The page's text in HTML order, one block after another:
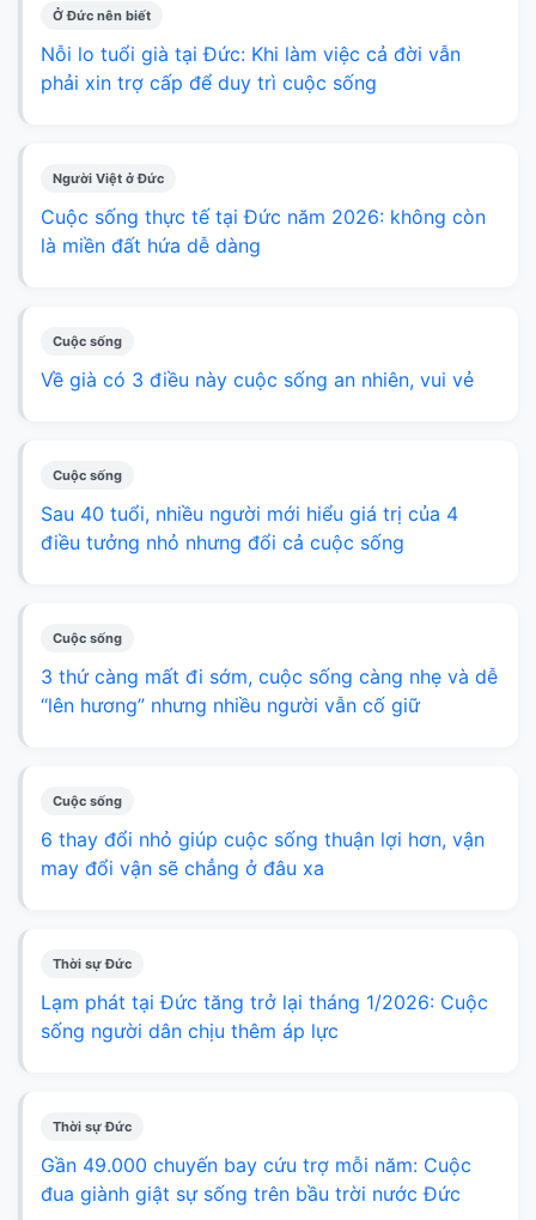
Ở Đức nên biết
Nỗi lo tuổi già tại Đức: Khi làm việc cả đời vẫn
phải xin trợ cấp để duy trì cuộc sống
Người Việt ở Đức
Cuộc sống thực tế tại Đức năm 2026: không còn
là miền đất hứa dễ dàng
Cuộc sống
Về già có 3 điều này cuộc sống an nhiên, vui vẻ
Cuộc sống
Sau 40 tuổi, nhiều người mới hiểu giá trị của 4
điều tưởng nhỏ nhưng đổi cả cuộc sống
Cuộc sống
3 thứ càng mất đi sớm, cuộc sống càng nhẹ và dễ
“lên hương” nhưng nhiều người vẫn cố giữ
Cuộc sống
6 thay đổi nhỏ giúp cuộc sống thuận lợi hơn, vận
may đổi vận sẽ chẳng ở đâu xa
Thời sự Đức
Lạm phát tại Đức tăng trở lại tháng 1/2026: Cuộc
sống người dân chịu thêm áp lực
Thời sự Đức
Gần 49.000 chuyến bay cứu trợ mỗi năm: Cuộc
đua giành giật sự sống trên bầu trời nước Đức